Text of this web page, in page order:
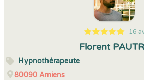
5
1
5
16 16
Florent
Hypnothérapeute
80090 Amiens